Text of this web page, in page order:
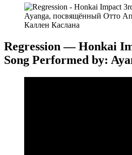
Regression — Honkai
Song Performed by: